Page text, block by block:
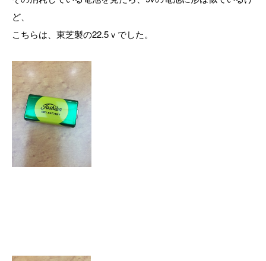
ど、
こちらは、東芝製の22.5ｖでした。